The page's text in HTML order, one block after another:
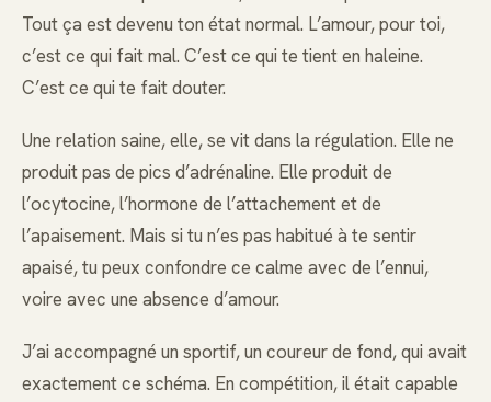
Tout ça est devenu ton état normal. L’amour, pour toi,
c’est ce qui fait mal. C’est ce qui te tient en haleine.
C’est ce qui te fait douter.
Une relation saine, elle, se vit dans la régulation. Elle ne
produit pas de pics d’adrénaline. Elle produit de
l’ocytocine, l’hormone de l’attachement et de
l’apaisement. Mais si tu n’es pas habitué à te sentir
apaisé, tu peux confondre ce calme avec de l’ennui,
voire avec une absence d’amour.
J’ai accompagné un sportif, un coureur de fond, qui avait
exactement ce schéma. En compétition, il était capable